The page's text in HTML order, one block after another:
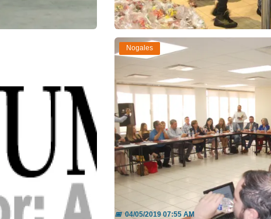
Leer más
Nogales
Participa Nogales en Foro
📅04/05/2019 07:55 AM